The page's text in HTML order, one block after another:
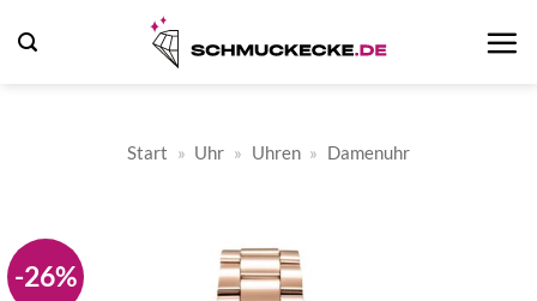
Inhalt
Start » Uhr » Uhren » Damenuhr
-26%